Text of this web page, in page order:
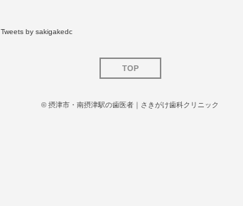
Tweets by sakigakedc
TOP
©摂津市・南摂津駅の歯医者｜さきがけ歯科クリニック